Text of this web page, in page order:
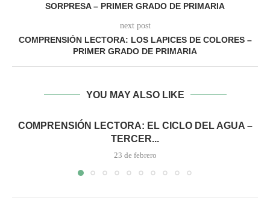
SORPRESA – PRIMER GRADO DE PRIMARIA
next post
COMPRENSIÓN LECTORA: LOS LAPICES DE COLORES –
PRIMER GRADO DE PRIMARIA
YOU MAY ALSO LIKE
COMPRENSIÓN LECTORA: EL CICLO DEL AGUA –
TERCER...
23 de febrero